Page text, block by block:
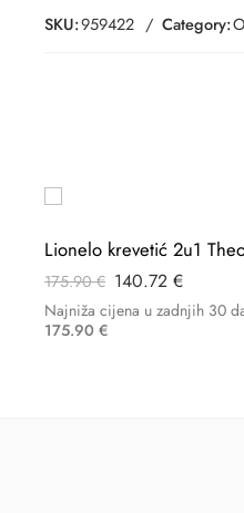
SKU:959422 Category:
175.90€ 140.72 €
Najniža cijena u zadnjih 30
175.90 €